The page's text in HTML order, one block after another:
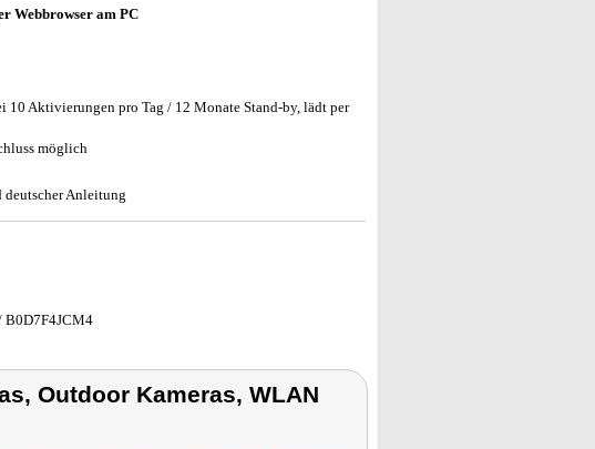
Webbrowser am PC
Aktivierungen pro Tag / 12 Monate Stand-by, lädt per
möglich
Anleitung
B0D7F4JCM4
Outdoor Kameras, WLAN